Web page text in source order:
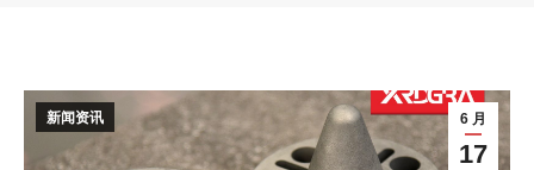
6 月
17
新闻资讯